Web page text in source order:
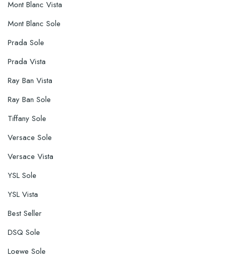
Mont Blanc Vista
Mont Blanc Sole
Prada Sole
Prada Vista
Ray Ban Vista
Ray Ban Sole
Tiffany Sole
Versace Sole
Versace Vista
YSL Sole
YSL Vista
Best Seller
DSQ Sole
Loewe Sole